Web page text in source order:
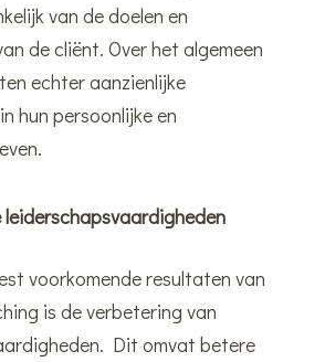
van de doelen en
de cliënt. Over het algemeen
echter aanzienlijke
hun persoonlijke en
voorkomende resultaten van
is de verbetering van
Dit omvat betere